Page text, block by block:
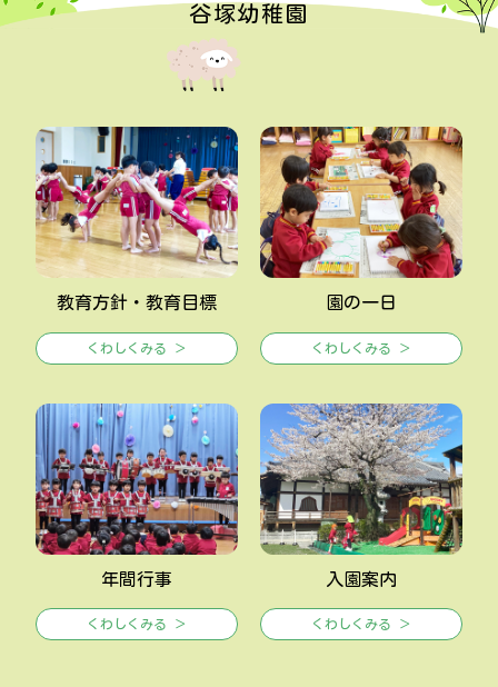
谷塚幼稚園
教育方針・教育目標
くわしくみる ＞
園の一日
くわしくみる ＞
年間行事
くわしくみる ＞
入園案内
くわしくみる ＞